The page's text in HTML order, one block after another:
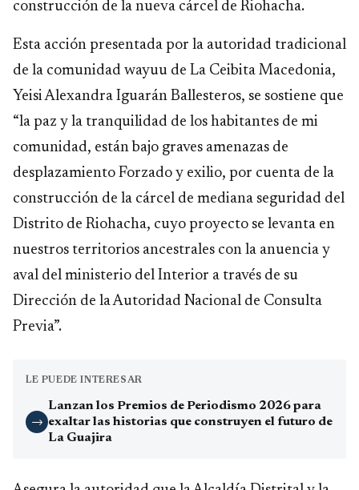
construcción de la nueva cárcel de Riohacha.
Esta acción presentada por la autoridad tradicional
de la comunidad wayuu de La Ceibita Macedonia,
Yeisi Alexandra Iguarán Ballesteros, se sostiene que
“la paz y la tranquilidad de los habitantes de mi
comunidad, están bajo graves amenazas de
desplazamiento Forzado y exilio, por cuenta de la
construcción de la cárcel de mediana seguridad del
Distrito de Riohacha, cuyo proyecto se levanta en
nuestros territorios ancestrales con la anuencia y
aval del ministerio del Interior a través de su
Dirección de la Autoridad Nacional de Consulta
Previa”.
LE PUEDE INTERESAR
→
Lanzan los Premios de Periodismo 2026 para
exaltar las historias que construyen el futuro de
La Guajira